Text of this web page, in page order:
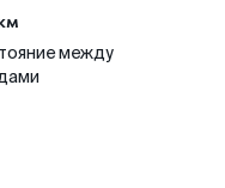
между